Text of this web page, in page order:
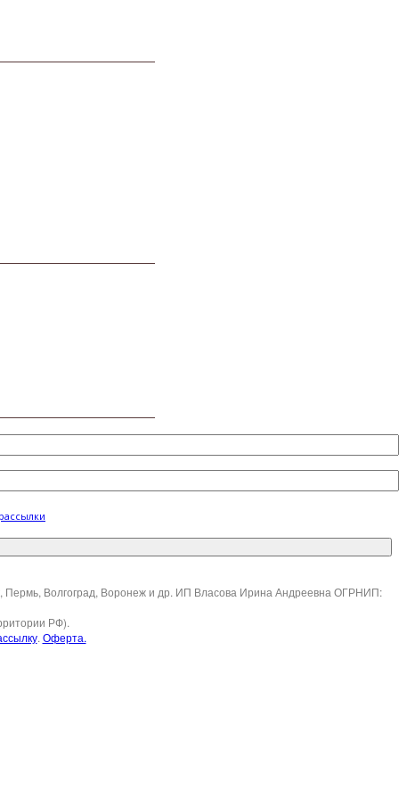
Пермь, Волгоград, Воронеж и др. ИП Власова Ирина Андреевна ОГРНИП:
РФ).
. Оферта.